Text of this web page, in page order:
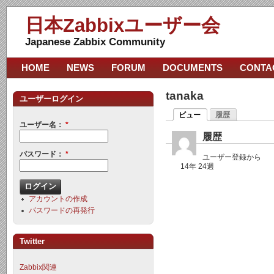
日本Zabbixユーザー会
Japanese Zabbix Community
tanaka
ビュー 履歴
履歴
ユーザー登録から
14年 24週
HOME NEWS FORUM DOCUMENTS
ユーザーログイン
ユーザー名： *
パスワード： *
アカウントの作成
パスワードの再発行
Twitter
Zabbix関連